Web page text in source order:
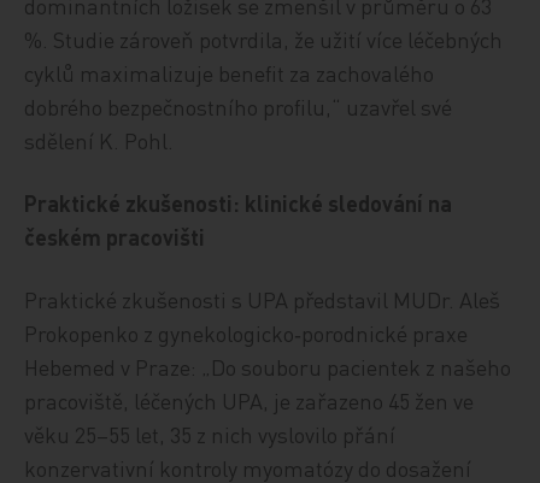
%. Studie zároveň potvrdila, že užití více léčebných
cyklů maximalizuje benefit za zachovalého
dobrého bezpečnostního profilu,“ uzavřel své
sdělení K. Pohl.
Praktické zkušenosti: klinické sledování na
českém pracovišti
Praktické zkušenosti s UPA představil MUDr. Aleš
Prokopenko z gynekologicko‑porodnické praxe
Hebemed v Praze: „Do souboru pacientek z našeho
pracoviště, léčených UPA, je zařazeno 45 žen ve
věku 25–55 let, 35 z nich vyslovilo přání
konzervativní kontroly myomatózy do dosažení